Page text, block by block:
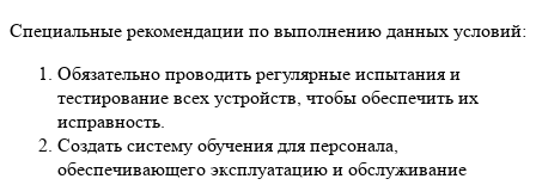
Специальные рекомендации по выполнению данных условий:
Обязательно проводить регулярные испытания и
тестирование всех устройств, чтобы обеспечить их
исправность.
Создать систему обучения для персонала,
обеспечивающего эксплуатацию и обслуживание